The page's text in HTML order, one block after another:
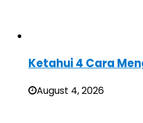
Ketahui 4 Cara
August 4, 2026